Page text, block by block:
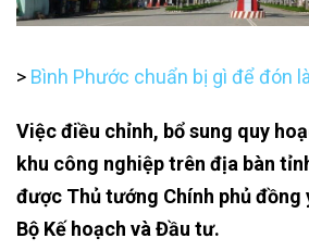
> Bình Phước chuẩn bị gì để đón
Việc điều chỉnh, bổ sung quy
khu công nghiệp trên địa bàn
được Thủ tướng Chính phủ đồng
Bộ Kế hoạch và Đầu tư.